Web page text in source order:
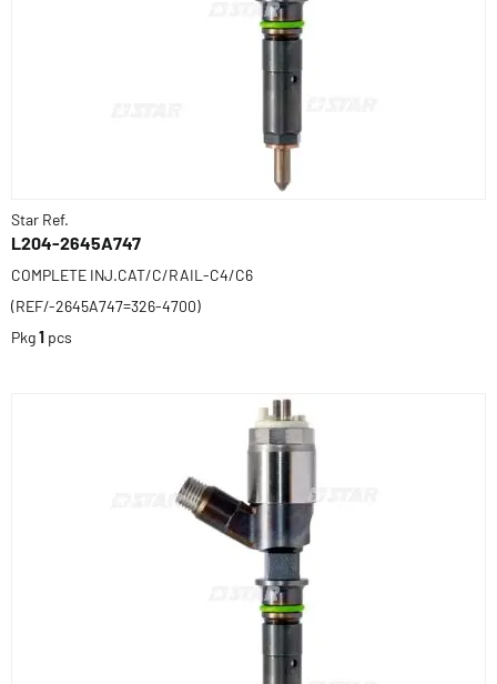
Star Ref.
L204-2645A747
COMPLETE INJ.CAT/C/RAIL-C4/C6
(REF/-2645A747=326-4700)
Pkg1 pcs